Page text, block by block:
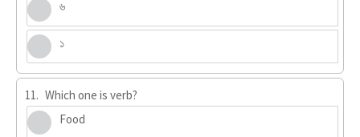
৬
১
11. Which one is verb?
Food